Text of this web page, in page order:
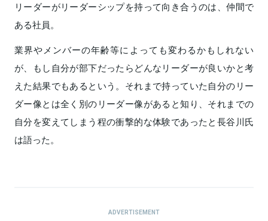
リーダーがリーダーシップを持って向き合うのは、仲間で
ある社員。
業界やメンバーの年齢等によっても変わるかもしれない
が、もし自分が部下だったらどんなリーダーが良いかと考
えた結果でもあるという。それまで持っていた自分のリー
ダー像とは全く別のリーダー像があると知り、それまでの
自分を変えてしまう程の衝撃的な体験であったと長谷川氏
は語った。
ADVERTISEMENT